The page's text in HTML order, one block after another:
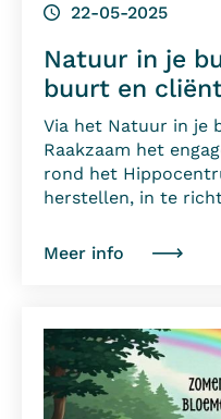
22-05-2025
Natuur in je
buurt en
Via het Natuur in je
Raakzaam het
rond het
herstellen, in te
Meer info